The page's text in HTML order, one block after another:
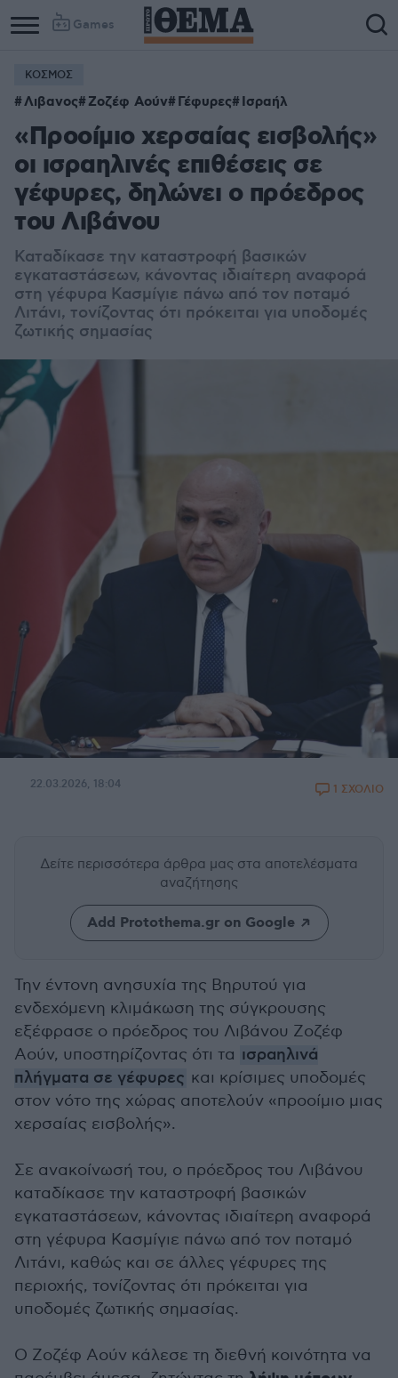
Games
ΚΟΣΜΟΣ
Λιβανος Ζοζέφ Αούν Γέφυρες Ισραήλ
«Προοίμιο χερσαίας εισβολής»
οι ισραηλινές επιθέσεις σε
γέφυρες, δηλώνει ο πρόεδρος
του Λιβάνου
Καταδίκασε την καταστροφή βασικών
εγκαταστάσεων, κάνοντας ιδιαίτερη αναφορά
στη γέφυρα Κασμίγιε πάνω από τον ποταμό
Λιτάνι, τονίζοντας ότι πρόκειται για υποδομές
ζωτικής σημασίας
22.03.2026, 18:04 1 ΣΧΟΛΙΟ
Δείτε περισσότερα άρθρα μας στα αποτελέσματα
αναζήτησης
Add Protothema.gr on Google
Την έντονη ανησυχία της Βηρυτού για
ενδεχόμενη κλιμάκωση της σύγκρουσης
εξέφρασε ο πρόεδρος του Λιβάνου Ζοζέφ
Αούν, υποστηρίζοντας ότι τα ισραηλινά
πλήγματα σε γέφυρες και κρίσιμες υποδομές
στον νότο της χώρας αποτελούν «προοίμιο μιας
χερσαίας εισβολής».
Σε ανακοίνωσή του, ο πρόεδρος του Λιβάνου
καταδίκασε την καταστροφή βασικών
εγκαταστάσεων, κάνοντας ιδιαίτερη αναφορά
στη γέφυρα Κασμίγιε πάνω από τον ποταμό
Λιτάνι, καθώς και σε άλλες γέφυρες της
περιοχής, τονίζοντας ότι πρόκειται για
υποδομές ζωτικής σημασίας.
Ο Ζοζέφ Αούν κάλεσε τη διεθνή κοινότητα να